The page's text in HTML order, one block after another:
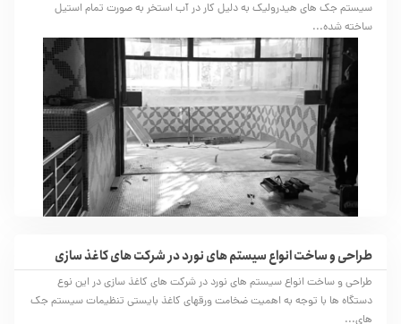
سیستم جک های هیدرولیک به دلیل کار در آب استخر به صورت تمام‌ استیل
ساخته شده...
طراحی و ساخت انواع سیستم های نورد در شرکت های کاغذ سازی
طراحی و ساخت انواع سیستم های نورد در شرکت های کاغذ سازی در این نوع
دستگاه ها با توجه به اهمیت ضخامت ورقهای کاغذ بایستی تنظیمات سیستم جک
های...